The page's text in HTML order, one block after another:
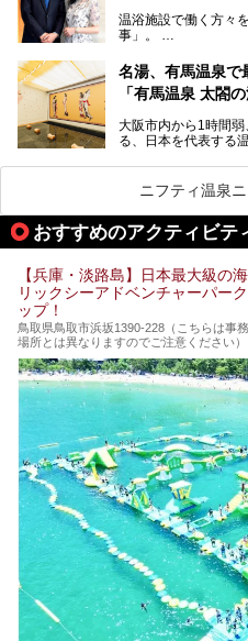
湯です。そのお湯を
スーパー銭湯があっ
きます！
温浴施設で働く方々
事」。
ング西日本1位、2年
「神戸みなと温泉 蓮
名湯、有馬温泉で
「有馬温泉 太閤の
大阪市内から1時間
る、日本を代表する
有名な「金泉」と「
める、ある意味「最
今回は自慢のお湯を
ニフティ温泉
おすすめのアクティビテ
【兵庫・淡路島】日本最大級の
リックシーアドベンチャーパー
ップ！
鳥取県鳥取市浜坂1390‐228（こちらは事
場所とは異なりますのでご注意ください）